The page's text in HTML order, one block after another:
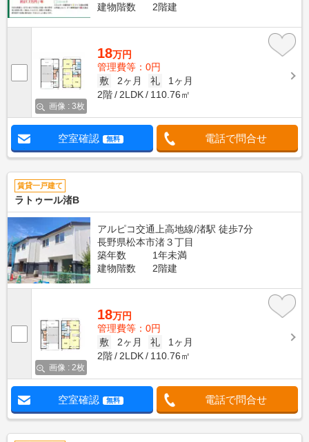
建物階数
2階建
画像 : 3枚
18万円
管理費等：0円
敷
2ヶ月 礼
1ヶ月
2階
2LDK 110.76㎡
空室確認 無料 電話で問合せ
賃貸一戸建て
ラトゥール渚B
アルピコ交通上高地線/渚駅 徒歩7分
長野県松本市渚３丁目
築年数
1年未満
建物階数
2階建
画像 : 2枚
18万円
管理費等：0円
敷
2ヶ月 礼
1ヶ月
2階
2LDK 110.76㎡
空室確認 無料 電話で問合せ